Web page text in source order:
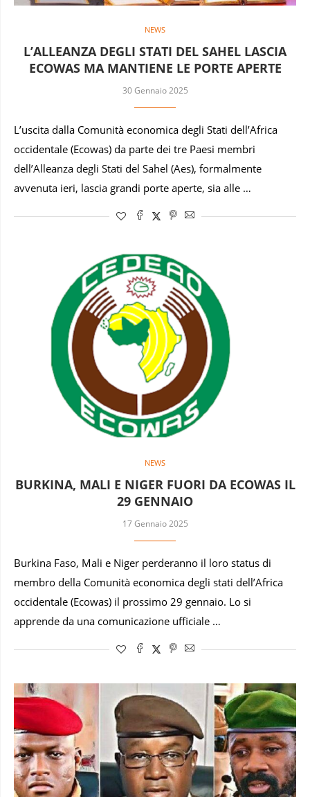
NEWS
L’ALLEANZA DEGLI STATI DEL SAHEL LASCIA
ECOWAS MA MANTIENE LE PORTE APERTE
30 Gennaio 2025
L’uscita dalla Comunità economica degli Stati dell’Africa
occidentale (Ecowas) da parte dei tre Paesi membri
dell’Alleanza degli Stati del Sahel (Aes), formalmente
avvenuta ieri, lascia grandi porte aperte, sia alle …
NEWS
BURKINA, MALI E NIGER FUORI DA ECOWAS IL
29 GENNAIO
17 Gennaio 2025
Burkina Faso, Mali e Niger perderanno il loro status di
membro della Comunità economica degli stati dell’Africa
occidentale (Ecowas) il prossimo 29 gennaio. Lo si
apprende da una comunicazione ufficiale …